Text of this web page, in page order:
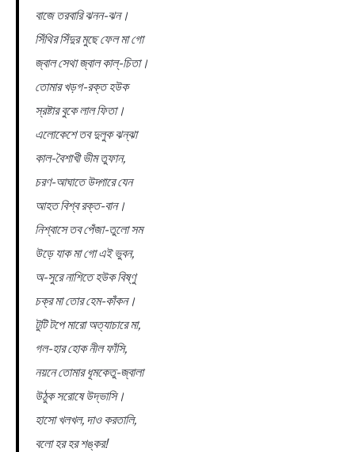
বাজে তরবারি ঝনন-ঝন।
সিঁথির সিঁদুর মুছে ফেল মা গো
জ্বাল সেথা জ্বাল কাল্-চিতা।
তোমার খড়গ-রক্ত হউক
স্রষ্টার বুকে লাল ফিতা।
এলোকেশে তব দুলুক ঝন্‌ঝা
কাল-বৈশাখী ভীম তুফান,
চরণ-আঘাতে উদ্গারে যেন
আহত বিশ্ব রক্ত-বান।
নিশ্বাসে তব পেঁজা-তুলো সম
উড়ে যাক মা গো এই ভুবন,
অ-সুরে নাশিতে হউক বিষ্ণু
চক্র মা তোর হেম-কাঁকন।
টুটি টপে মারো অত্যাচারে মা,
গল-হার হোক নীল ফাঁসি,
নয়নে তোমার ধূমকেতু-জ্বালা
উঠুক সরোষে উদ্ভাসি।
হাসো খলখল, দাও করতালি,
বলো হর হর শঙ্কর!